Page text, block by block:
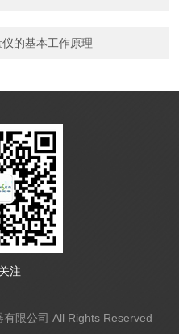
的基本工作原理
注
有限公司 All Rights Reserved